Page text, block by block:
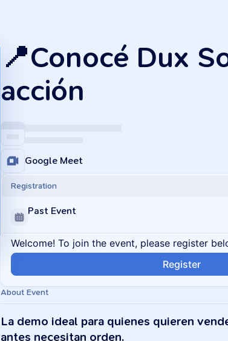
📍Conocé Dux
acción
Google Meet
Registration
Past Event
Welcome! To join the event, please register
Register
About Event
La demo ideal para quienes quieren
antes necesitan orden.